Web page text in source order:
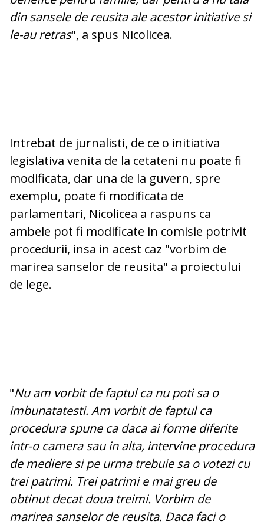
din sansele de reusita ale acestor initiative si
le-au retras", a spus Nicolicea.
Intrebat de jurnalisti, de ce o initiativa
legislativa venita de la cetateni nu poate fi
modificata, dar una de la guvern, spre
exemplu, poate fi modificata de
parlamentari, Nicolicea a raspuns ca
ambele pot fi modificate in comisie potrivit
procedurii, insa in acest caz "vorbim de
marirea sanselor de reusita" a proiectului
de lege.
"Nu am vorbit de faptul ca nu poti sa o
imbunatatesti. Am vorbit de faptul ca
procedura spune ca daca ai forme diferite
intr-o camera sau in alta, intervine procedura
de mediere si pe urma trebuie sa o votezi cu
trei patrimi. Trei patrimi e mai greu de
obtinut decat doua treimi. Vorbim de
marirea sanselor de reusita. Daca faci o